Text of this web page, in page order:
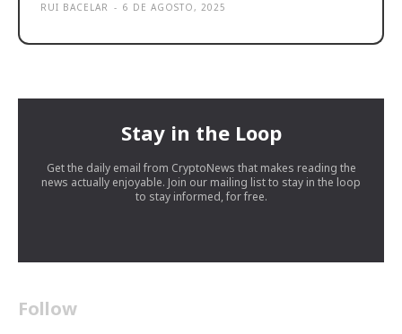
RUI BACELAR - 6 DE AGOSTO, 2025
Stay in the Loop
Get the daily email from CryptoNews that makes reading the
news actually enjoyable. Join our mailing list to stay in the loop
to stay informed, for free.
Follow